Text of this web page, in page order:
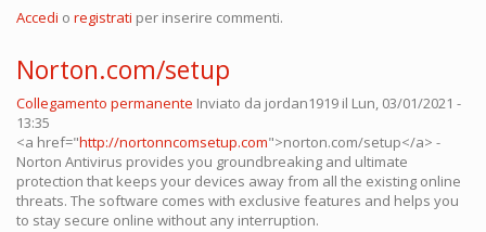
Accedi o registrati per inserire commenti.
Norton.com/setup
Collegamento permanente Inviato da jordan1919 il Lun, 03/01/2021 -
13:35
<a href="http://nortonncomsetup.com">norton.com/setup</a> -
Norton Antivirus provides you groundbreaking and ultimate
protection that keeps your devices away from all the existing online
threats. The software comes with exclusive features and helps you
to stay secure online without any interruption.